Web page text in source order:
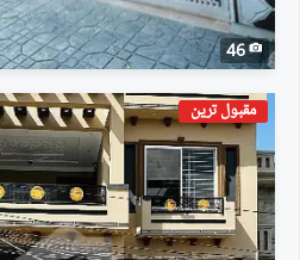
46
مقبول ترین